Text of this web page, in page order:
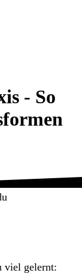
- So
viel gelernt: